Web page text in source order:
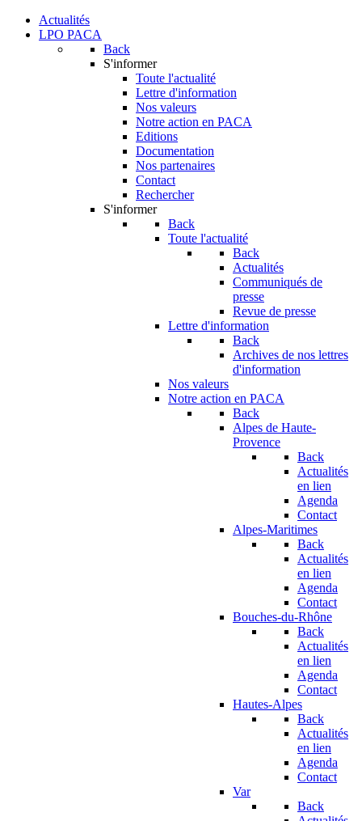
Actualités
LPO PACA
Back
S'informer
Toute l'actualité
Lettre d'information
Nos valeurs
Notre action en PACA
Editions
Documentation
Nos partenaires
Contact
Rechercher
S'informer
Back
Toute l'actualité
Back
Actualités
Communiqués de
presse
Revue de presse
Lettre d'information
Back
Archives de nos lettres
d'information
Nos valeurs
Notre action en PACA
Back
Alpes de Haute-
Provence
Back
Actualités
en lien
Agenda
Contact
Alpes-Maritimes
Back
Actualités
en lien
Agenda
Contact
Bouches-du-Rhône
Back
Actualités
en lien
Agenda
Contact
Hautes-Alpes
Back
Actualités
en lien
Agenda
Contact
Var
Back